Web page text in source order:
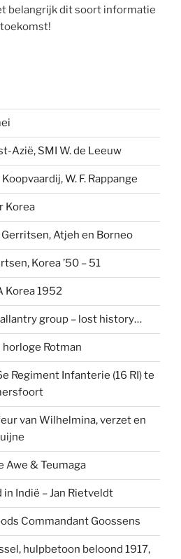
belangrijk dit soort informatie
Azië, SMI W. de Leeuw
W. F. Rappange
Korea
Gerritsen, Atjeh en Borneo
Korea ’50 – 51
Korea 1952
group – lost history…
Rotman
Regiment Infanterie (16 RI) te
van Wilhelmina, verzet en
Awe & Teumaga
Indië – Jan Rietveldt
Commandant Goossens
hulpbetoon beloond 1917,